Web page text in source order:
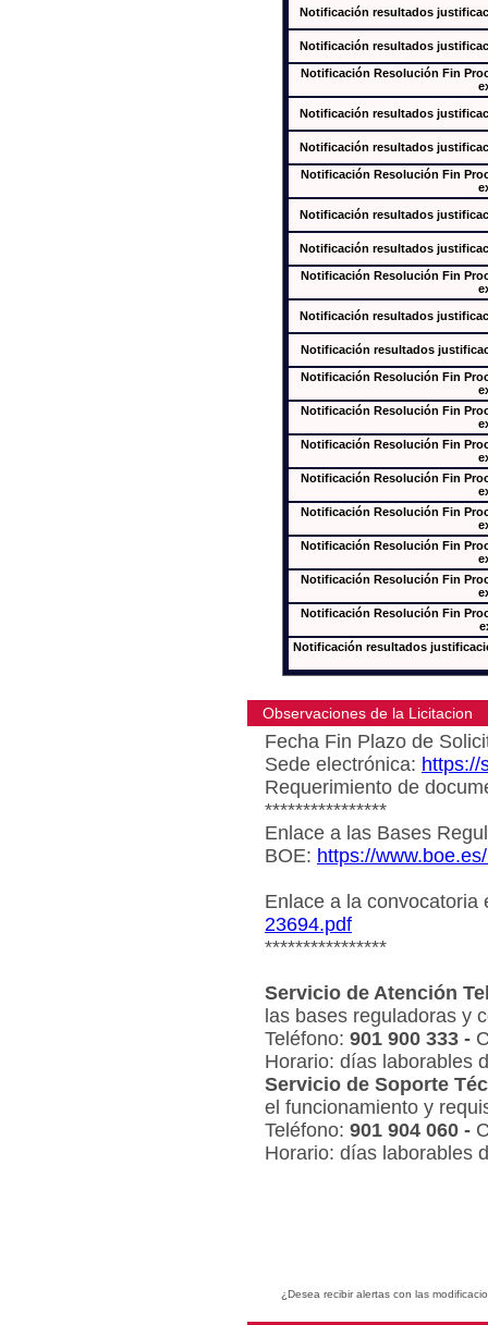
Notificación resultados
Notificación resultados
Notificación Resolución Fin
Notificación resultados
Notificación resultados
Notificación Resolución Fin
Notificación resultados
Notificación resultados
Notificación Resolución Fin
Notificación resultados
Notificación resultados
Notificación Resolución Fin
Notificación Resolución Fin
Notificación Resolución Fin
Notificación Resolución Fin
Notificación Resolución Fin
Notificación Resolución Fin
Notificación Resolución Fin
Notificación Resolución Fin
Notificación resultados
Observaciones de la Licitacion
Fecha Fin Plazo de
Sede electrónica: https://
Requerimiento de
****************
Enlace a las Bases
BOE: https://
Enlace a la
23694.pdf
****************
Servicio de Atención
las bases reguladoras y
Teléfono: 901 900 333 -
Horario: días laborables
Servicio de Soporte
el funcionamiento y
Teléfono: 901 904 060 -
Horario: días laborables
¿Desea recibir alertas con las